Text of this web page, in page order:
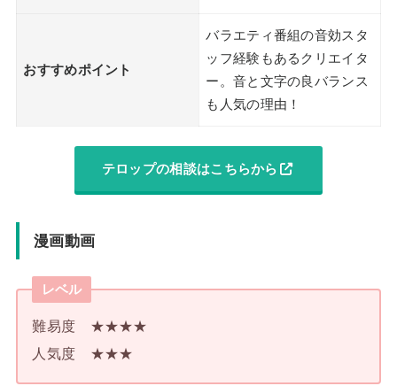
おすすめポイント
バラエティ番組の音効スタ
ッフ経験もあるクリエイタ
ー。音と文字の良バランス
も人気の理由！
テロップの相談はこちらから
漫画動画
レベル
難易度 ★★★★
人気度 ★★★